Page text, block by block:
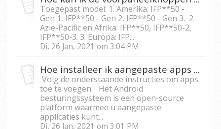
Toegepast model: 1. Amerika: IFP**50 -
Gen 1, IFP**50 - Gen 2, IFP**50 - Gen 3. 2.
Azië-Pacific en Afrika: IFP**50, IFP**50-2,
IFP**50-3. 3. Europa: IFP...
Di, 26 Jan, 2021 om 3:04 PM
Hoe installeer ik aangepaste apps in de Android module voor displays uit de IFP50-serie?
Volg de onderstaande instructies om apps
toe te voegen: Het Android
besturingssysteem is een open-source
platform waarmee u aangepaste
applicaties kunt...
Di, 26 Jan, 2021 om 3:01 PM